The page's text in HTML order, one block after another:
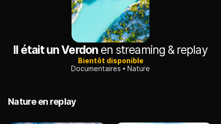
Il était un Verdonen streaming & replay
Bientôt disponible
Documentaires
Nature
Nature en replay